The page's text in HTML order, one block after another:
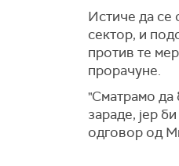
Истиче да се
сектор, и
против те
прорачуне.
"Сматрамо да
зараде, јер
одговор од